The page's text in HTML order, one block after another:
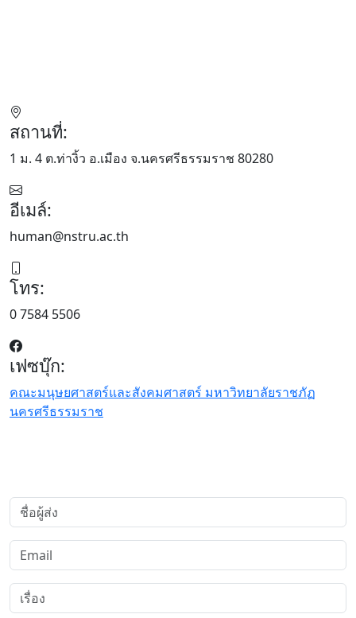
สถานที่:
1 ม. 4 ต.ท่างิ้ว อ.เมือง จ.นครศรีธรรมราช 80280
อีเมล์:
human@nstru.ac.th
โทร:
0 7584 5506
เฟซบุ๊ก:
คณะมนุษยศาสตร์และสังคมศาสตร์ มหาวิทยาลัยราชภัฏ
นครศรีธรรมราช